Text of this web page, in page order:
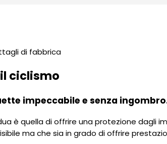
il ciclismo
impeccabile e senza
è quella di offrire una protezione dagli
ma che sia in grado di offrire